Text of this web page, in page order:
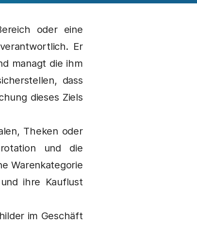
oder eine
Er
managt die ihm
dass
dieses Ziels
Theken oder
und die
Warenkategorie
ihre Kauflust
im Geschäft